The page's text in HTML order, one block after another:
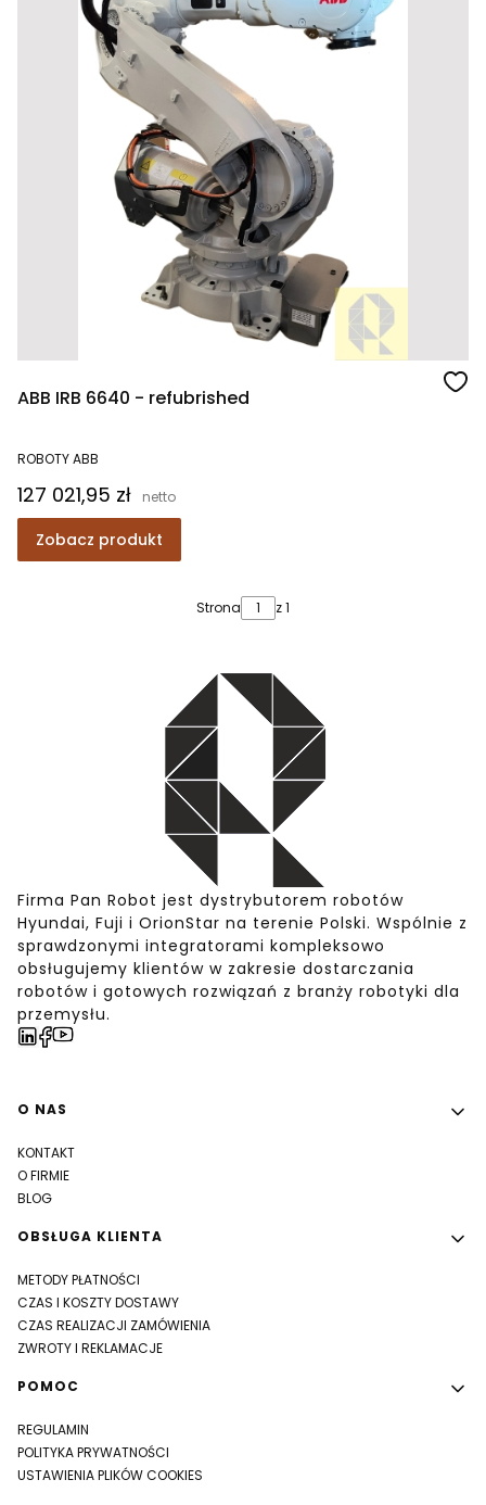
ABB IRB 6640 - refubrished
ROBOTY ABB
Cena
127 021,95 zł
Zobacz produkt
Strona z 1
Firma Pan Robot jest dystrybutorem robotów
Hyundai, Fuji i OrionStar na terenie Polski. Wspólnie z
sprawdzonymi integratorami kompleksowo
obsługujemy klientów w zakresie dostarczania
robotów i gotowych rozwiązań z branży robotyki dla
przemysłu.
Linki w stopce
O NAS
KONTAKT
O FIRMIE
BLOG
OBSŁUGA KLIENTA
METODY PŁATNOŚCI
CZAS I KOSZTY DOSTAWY
CZAS REALIZACJI ZAMÓWIENIA
ZWROTY I REKLAMACJE
POMOC
REGULAMIN
POLITYKA PRYWATNOŚCI
USTAWIENIA PLIKÓW COOKIES